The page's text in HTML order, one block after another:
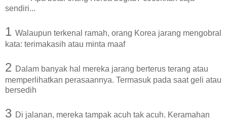
sendiri...
1 Walaupun terkenal ramah, orang Korea jarang mengobral
kata: terimakasih atau minta maaf
2 Dalam banyak hal mereka jarang berterus terang atau
memperlihatkan perasaannya. Termasuk pada saat geli atau
bersedih
3 Di jalanan, mereka tampak acuh tak acuh. Keramahan